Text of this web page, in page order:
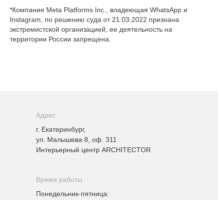
*Компания Meta Platforms Inc., владеющая WhatsApp и
Instagram, по решению суда от 21.03.2022 признана
экстремистской организацией, ее деятельность на
территории России запрещена.
Адрес
Время работы
г. Екатеринбург,
ул. Малышева 8, оф. 311
Интерьерный центр ARCHITECTOR
Понедельник-пятница: